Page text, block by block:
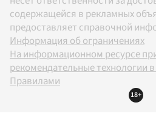
содержащейся в рекламных
предоставляет справочной
Информация об ограничениях
На информационном ресурсе
рекомендательные технологии
Правилами
18+